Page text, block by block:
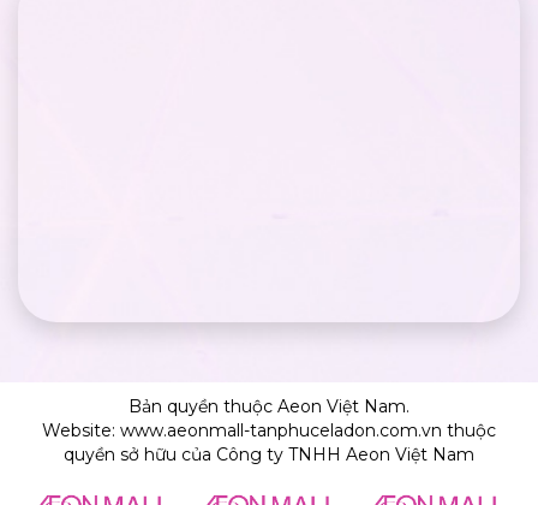
Bản quyền thuộc Aeon Việt Nam.
Website: www.aeonmall-tanphuceladon.com.vn thuộc
quyền sở hữu của Công ty TNHH Aeon Việt Nam